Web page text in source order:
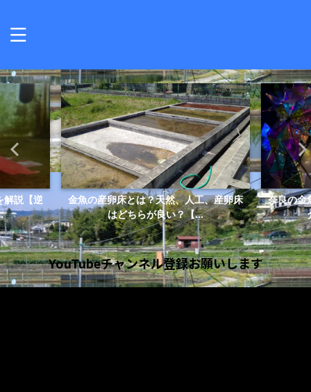
解説【逆
金魚の産卵床とは？天然、人工、産卵床
はどちらが良い？【...
奈良の金
YouTubeチャンネル登録お願いします